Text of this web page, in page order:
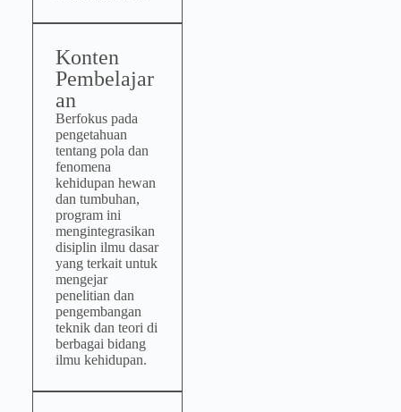
Konten
Pembelajar
an
Berfokus pada
pengetahuan
tentang pola dan
fenomena
kehidupan hewan
dan tumbuhan,
program ini
mengintegrasikan
disiplin ilmu dasar
yang terkait untuk
mengejar
penelitian dan
pengembangan
teknik dan teori di
berbagai bidang
ilmu kehidupan.